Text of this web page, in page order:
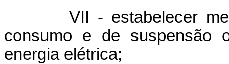
VII - estabelecer
consumo e de suspensão
energia elétrica;